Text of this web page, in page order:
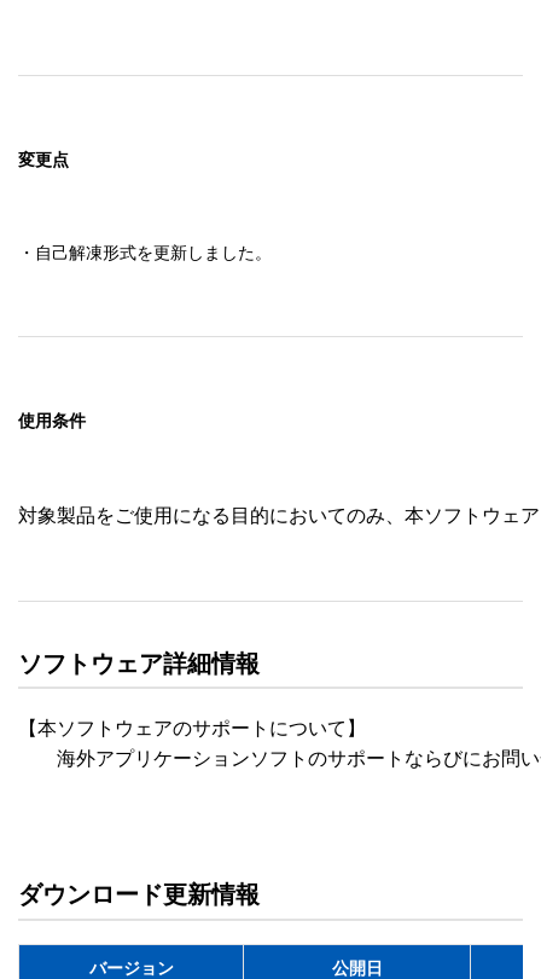
変更点
・自己解凍形式を更新しました。
使用条件
対象製品をご使用になる目的においてのみ、本ソフトウェ
ソフトウェア詳細情報
【本ソフトウェアのサポートについて】
海外アプリケーションソフトのサポートならびにお問い
ダウンロード更新情報
バージョン 公開日